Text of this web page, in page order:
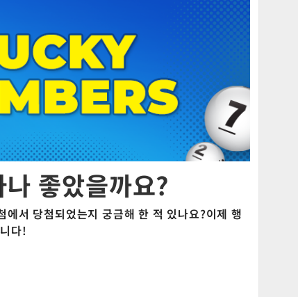
좋았을까요?
에서 당첨되었는지 궁금해 한 적 있나요?이제 행
다!